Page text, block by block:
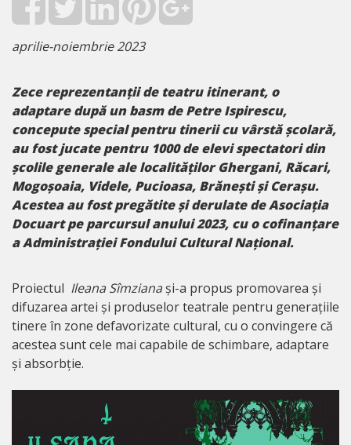
aprilie-noiembrie 2023
Zece reprezentanții de teatru itinerant, o
adaptare după un basm de Petre Ispirescu,
concepute special pentru tinerii cu vârstă școlară,
au fost jucate pentru 1000 de elevi spectatori din
școlile generale ale localitățilorGhergani, Răcari,
Mogoșoaia, Videle, Pucioasa, Brănești și Cerașu.
Acestea au fost pregătite și derulate de Asociația
Docuart pe parcursul anului 2023, cu o cofinanțare
a Administrației Fondului Cultural Național.
Proiectul Ileana Sîmzianași-a propus promovarea și
difuzarea artei și produselor teatrale pentru generațiile
tinere în zone defavorizate cultural, cu o convingere că
acestea sunt cele mai capabile de schimbare, adaptare
și absorbție.